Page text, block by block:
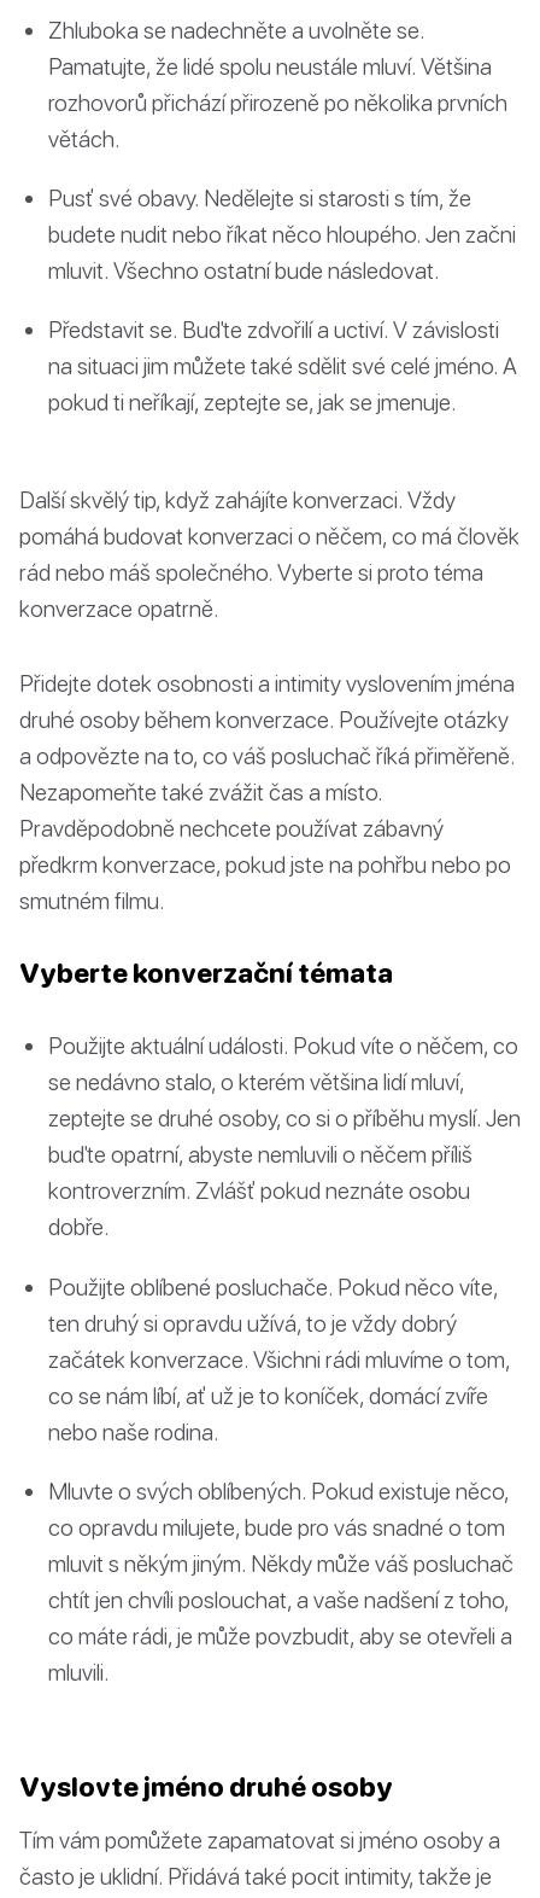
Zhluboka se nadechněte a uvolněte se.
Pamatujte, že lidé spolu neustále mluví. Většina
rozhovorů přichází přirozeně po několika prvních
větách.
Pusť své obavy. Nedělejte si starosti s tím, že
budete nudit nebo říkat něco hloupého. Jen začni
mluvit. Všechno ostatní bude následovat.
Představit se. Buďte zdvořilí a uctiví. V závislosti
na situaci jim můžete také sdělit své celé jméno. A
pokud ti neříkají, zeptejte se, jak se jmenuje.
Další skvělý tip, když zahájíte konverzaci. Vždy
pomáhá budovat konverzaci o něčem, co má člověk
rád nebo máš společného. Vyberte si proto téma
konverzace opatrně.
Přidejte dotek osobnosti a intimity vyslovením jména
druhé osoby během konverzace. Používejte otázky
a odpovězte na to, co váš posluchač říká přiměřeně.
Nezapomeňte také zvážit čas a místo.
Pravděpodobně nechcete používat zábavný
předkrm konverzace, pokud jste na pohřbu nebo po
smutném filmu.
Vyberte konverzační témata
Použijte aktuální události. Pokud víte o něčem, co
se nedávno stalo, o kterém většina lidí mluví,
zeptejte se druhé osoby, co si o příběhu myslí. Jen
buďte opatrní, abyste nemluvili o něčem příliš
kontroverzním. Zvlášť pokud neznáte osobu
dobře.
Použijte oblíbené posluchače. Pokud něco víte,
ten druhý si opravdu užívá, to je vždy dobrý
začátek konverzace. Všichni rádi mluvíme o tom,
co se nám líbí, ať už je to koníček, domácí zvíře
nebo naše rodina.
Mluvte o svých oblíbených. Pokud existuje něco,
co opravdu milujete, bude pro vás snadné o tom
mluvit s někým jiným. Někdy může váš posluchač
chtít jen chvíli poslouchat, a vaše nadšení z toho,
co máte rádi, je může povzbudit, aby se otevřeli a
mluvili.
Vyslovte jméno druhé osoby
Tím vám pomůžete zapamatovat si jméno osoby a
často je uklidní. Přidává také pocit intimity, takže je